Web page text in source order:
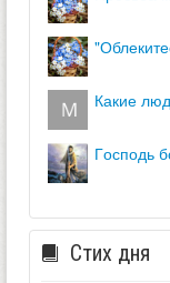
какие
господь
Стих дня